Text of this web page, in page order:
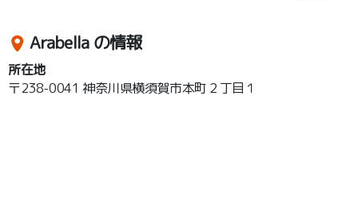
Arabella の情報
所在地
〒238-0041 神奈川県横須賀市本町２丁目１